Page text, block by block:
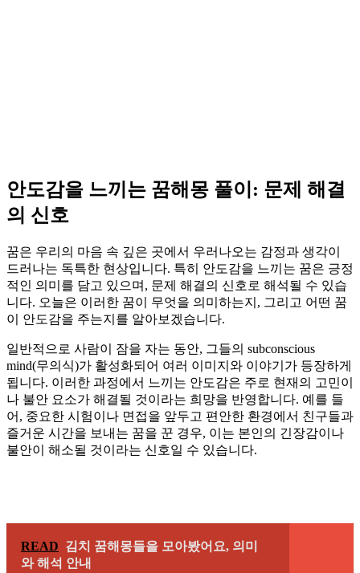
안도감을 느끼는 꿈해몽 풀이: 문제 해결
의 신호
꿈은 우리의 마음 속 깊은 곳에서 우러나오는 감정과 생각이
드러나는 독특한 현상입니다. 특히 안도감을 느끼는 꿈은 긍정
적인 의미를 담고 있으며, 문제 해결의 신호로 해석될 수 있습
니다. 오늘은 이러한 꿈이 무엇을 의미하는지, 그리고 어떤 꿈
이 안도감을 주는지를 알아보겠습니다.
일반적으로 사람이 잠을 자는 동안, 그들의 subconscious
mind(무의식)가 활성화되어 여러 이미지와 이야기가 등장하게
됩니다. 이러한 과정에서 느끼는 안도감은 주로 현재의 고민이
나 불안 요소가 해결될 것이라는 희망을 반영합니다. 예를 들
어, 중요한 시험이나 면접을 앞두고 편안한 환경에서 친구들과
즐거운 시간을 보내는 꿈을 꾼 경우, 이는 본인의 긴장감이나
불안이 해소될 것이라는 신호일 수 있습니다.
READ 김치 꿈해몽들을 모아봤어요, 의미
와 해석 안내